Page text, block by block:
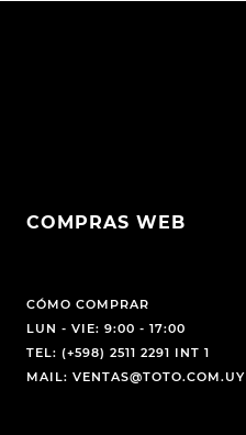
COMPRAS WEB
CÓMO COMPRAR
LUN - VIE: 9:00 - 17:00
TEL: (+598) 2511 2291 INT 1
MAIL: VENTAS@TOTO.COM.UY